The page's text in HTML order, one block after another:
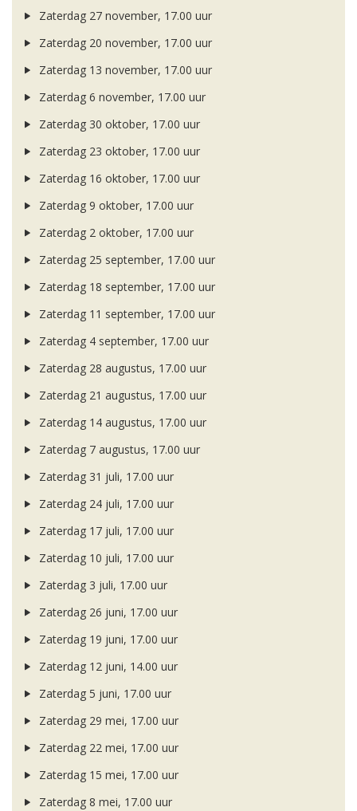
Zaterdag 27 november, 17.00 uur
Zaterdag 20 november, 17.00 uur
Zaterdag 13 november, 17.00 uur
Zaterdag 6 november, 17.00 uur
Zaterdag 30 oktober, 17.00 uur
Zaterdag 23 oktober, 17.00 uur
Zaterdag 16 oktober, 17.00 uur
Zaterdag 9 oktober, 17.00 uur
Zaterdag 2 oktober, 17.00 uur
Zaterdag 25 september, 17.00 uur
Zaterdag 18 september, 17.00 uur
Zaterdag 11 september, 17.00 uur
Zaterdag 4 september, 17.00 uur
Zaterdag 28 augustus, 17.00 uur
Zaterdag 21 augustus, 17.00 uur
Zaterdag 14 augustus, 17.00 uur
Zaterdag 7 augustus, 17.00 uur
Zaterdag 31 juli, 17.00 uur
Zaterdag 24 juli, 17.00 uur
Zaterdag 17 juli, 17.00 uur
Zaterdag 10 juli, 17.00 uur
Zaterdag 3 juli, 17.00 uur
Zaterdag 26 juni, 17.00 uur
Zaterdag 19 juni, 17.00 uur
Zaterdag 12 juni, 14.00 uur
Zaterdag 5 juni, 17.00 uur
Zaterdag 29 mei, 17.00 uur
Zaterdag 22 mei, 17.00 uur
Zaterdag 15 mei, 17.00 uur
Zaterdag 8 mei, 17.00 uur